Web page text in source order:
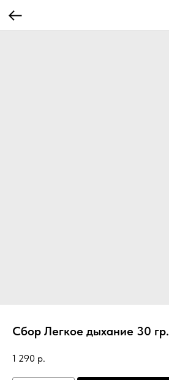
Сбор Легкое дыхание 30 гр.
1 290 р.